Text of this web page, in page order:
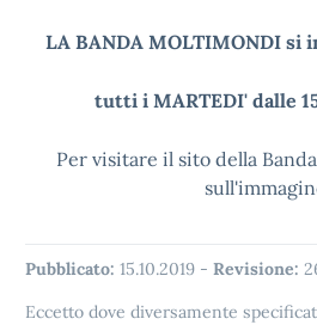
LA BANDA MOLTIMONDI si
tutti i MARTEDI' dalle
Per visitare il sito della
Pubblicato: 15.10.2019 - Revisione:
Eccetto dove diversamente